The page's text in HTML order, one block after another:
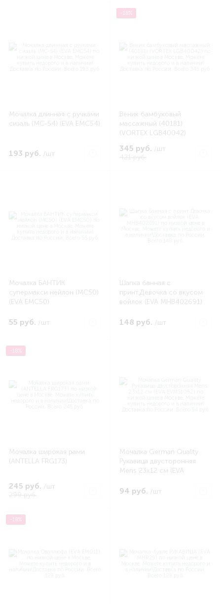
Мочалка длинная с ручками
сизаль (MC-54) (EVA EMC54)
193 руб. /шт
-18%
Веник бамбуковый
массажный (40181)
(VORTEX LGB40042)
345 руб. /шт
421 руб.
Мочалка БАНТИК
супермакси нейлон (МС50)
(EVA EMC50)
55 руб. /шт
Шапка банная с
принт.Девочка со вкусом
войлок (EVA MHB402691)
148 руб. /шт
-18%
Мочалка широкая рами
(ANTELLA FRG173)
245 руб. /шт
299 руб.
Мочалка German Quality
Рукавица двусторонняя
Mens 23х12 см (EVA
94 руб. /шт
-18%